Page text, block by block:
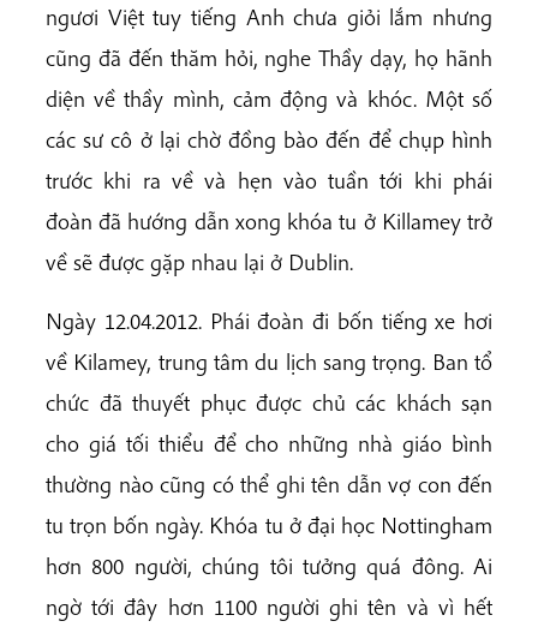
ngươi Việt tuy tiếng Anh chưa giỏi lắm nhưng
cũng đã đến thăm hỏi, nghe Thầy dạy, họ hãnh
diện về thầy mình, cảm động và khóc. Một số
các sư cô ở lại chờ đồng bào đến để chụp hình
trước khi ra về và hẹn vào tuần tới khi phái
đoàn đã hướng dẫn xong khóa tu ở Killamey trở
về sẽ được gặp nhau lại ở Dublin.
Ngày 12.04.2012. Phái đoàn đi bốn tiếng xe hơi
về Kilamey, trung tâm du lịch sang trọng. Ban tổ
chức đã thuyết phục được chủ các khách sạn
cho giá tối thiểu để cho những nhà giáo bình
thường nào cũng có thể ghi tên dẫn vợ con đến
tu trọn bốn ngày. Khóa tu ở đại học Nottingham
hơn 800 người, chúng tôi tưởng quá đông. Ai
ngờ tới đây hơn 1100 người ghi tên và vì hết